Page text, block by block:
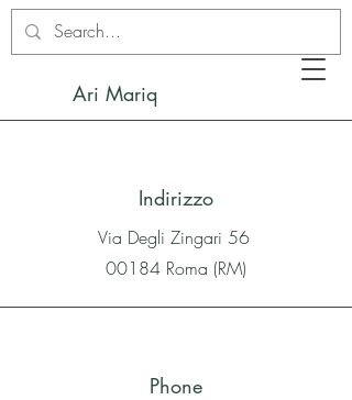
Ari Mariq
Indirizzo
Via Degli Zingari 56
00184 Roma (RM)
Phone